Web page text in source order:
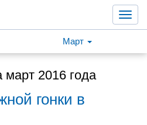
Март
март 2016 года
гонки в